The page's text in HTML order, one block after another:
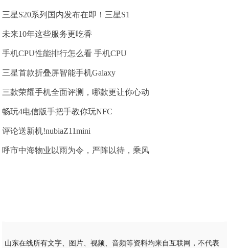
三星S20系列国内发布在即！三星S1
未来10年这些服务更吃香
手机CPU性能排行怎么看 手机CPU
三星首款折叠屏智能手机Galaxy
三款荣耀手机全面评测，哪款更让你心动
畅玩4电信版手把手教你玩NFC
评论送新机!nubiaZ11mini
呼市中海物业以雨为令，严阵以待，乘风
山东在线所有文字、图片、视频、音频等资料均来自互联网，不代表